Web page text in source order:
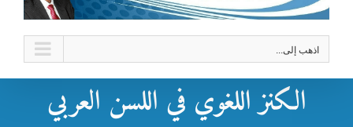
اذهب إلى...
الكنز اللغوي في اللسن العربي